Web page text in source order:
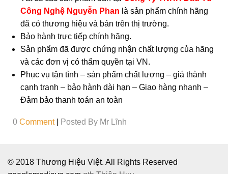
Công Nghệ Nguyễn Phan là sản phẩm chính hãng
đã có thương hiệu và bán trên thị trường.
Bảo hành trực tiếp chính hãng.
Sản phẩm đã được chứng nhận chất lượng của hãng
và các đơn vị có thẩm quyền tại VN.
Phục vụ tận tình – sản phẩm chất lượng – giá thành
cạnh tranh – bảo hành dài hạn – Giao hàng nhanh –
Đảm bảo thanh toán an toàn
0 Comment Posted By Mr Lĩnh
© 2018 Thương Hiệu Việt. All Rights Reserved